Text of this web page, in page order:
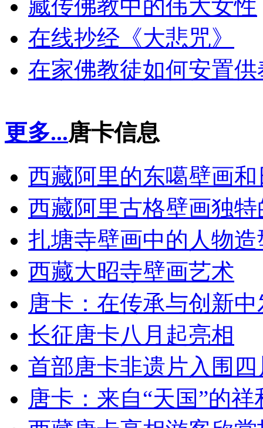
藏传佛教中的伟大女性
在线抄经《大悲咒》
在家佛教徒如何安置
更多...唐卡信息
西藏阿里的东噶壁画
西藏阿里古格壁画独
扎塘寺壁画中的人物造
西藏大昭寺壁画艺术
唐卡：在传承与创新
长征唐卡八月起亮相
首部唐卡非遗片入围
唐卡：来自“天国”的祥